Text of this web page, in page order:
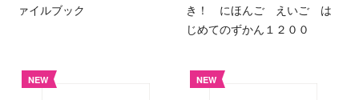
ァイルブック
き！ にほんご えいご は
じめてのずかん１２００
NEW NEW